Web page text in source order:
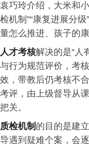
袁巧玲介绍，大米和
检机制”“康复进展分
量怎么推进、孩子的
人才考核解决的是“人
与行为规范评价，考
效，带教后仍考核不
考评，由上级督导从
把关。
质检机制 的目的是建
导遇到疑难个案，会